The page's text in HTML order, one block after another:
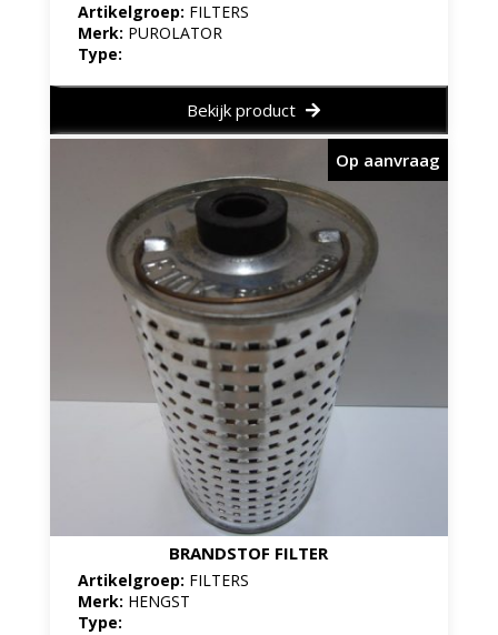
Artikelgroep: FILTERS
Merk: PUROLATOR
Type:
Bekijk product
BRANDSTOF FILTER
Artikelgroep: FILTERS
Merk: HENGST
Type:
Op aanvraag